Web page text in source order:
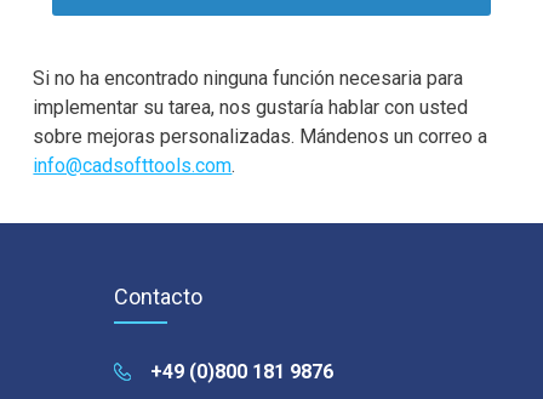
Si no ha encontrado ninguna función necesaria para
implementar su tarea, nos gustaría hablar con usted
sobre mejoras personalizadas. Mándenos un correo a
info@cadsofttools.com.
Contacto
+49 (0)800 181 9876